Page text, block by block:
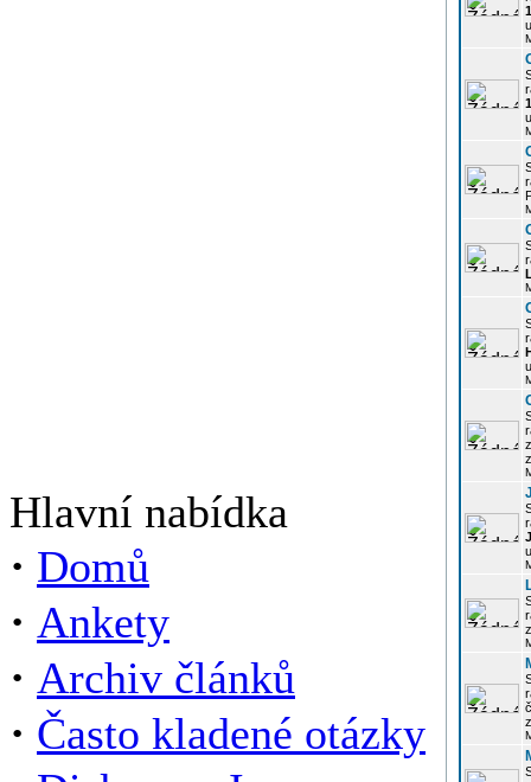
Hlavní nabídka
· Domů
· Ankety
· Archiv článků
· Často kladené otázky